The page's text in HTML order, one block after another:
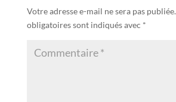
Votre adresse e-mail ne sera pas publiée.
obligatoires sont indiqués avec *